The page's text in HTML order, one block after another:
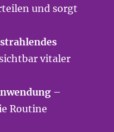
und sorgt
vitaler
–
Routine